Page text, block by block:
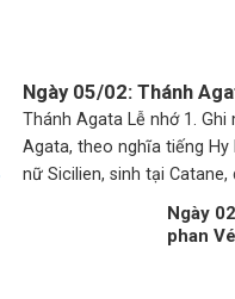
Ngày 05/02: Thánh
Thánh Agata Lễ nhớ 1.
Agata, theo nghĩa tiếng Hy
nữ Sicilien, sinh tại Catane,
Ngày
phan